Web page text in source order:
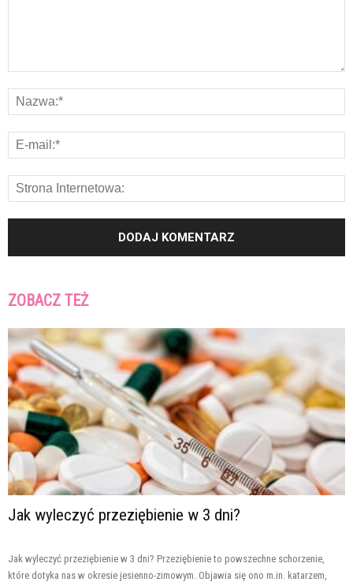
ZOBACZ TEŻ
Jak wyleczyć przeziębienie w 3 dni?
Jak wyleczyć przeziębienie w 3 dni? Przeziębienie to powszechne schorzenie,
które dotyka nas w okresie jesienno-zimowym. Objawia się ono m.in. katarzem,